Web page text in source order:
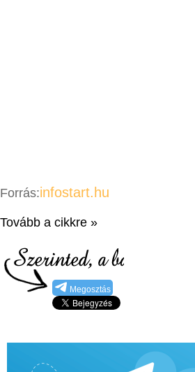
Forrás:infostart.hu
Tovább a cikkre »
Megosztás